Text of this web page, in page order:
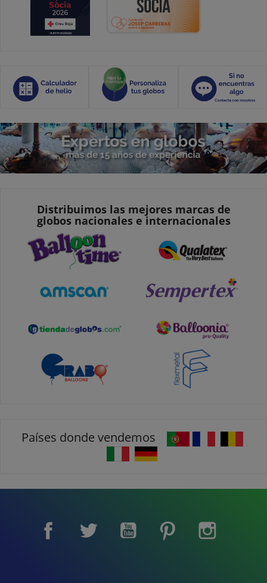
Distribuimos las mejores marcas de
globos nacionales e internacionales
Países donde vendemos
Facebook Twitter YouTube Pinterest